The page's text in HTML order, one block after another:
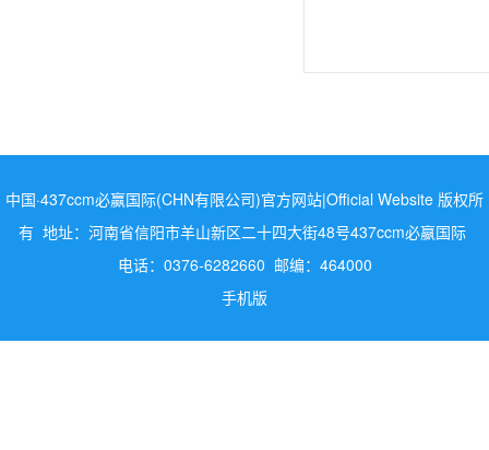
中国·437ccm必赢国际(CHN有限公司)官方网站|Official Website 版权所
有 地址：河南省信阳市羊山新区二十四大街48号437ccm必嬴国际
电话：0376-6282660 邮编：464000
手机版